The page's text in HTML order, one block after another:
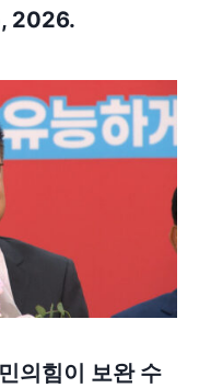
2026.
의힘이 보완 수